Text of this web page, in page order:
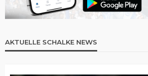
AKTUELLE SCHALKE NEWS